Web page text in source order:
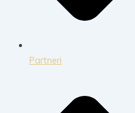
Partneri